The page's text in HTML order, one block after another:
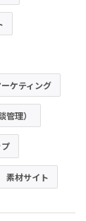
ケティング
管理）
素材サイト